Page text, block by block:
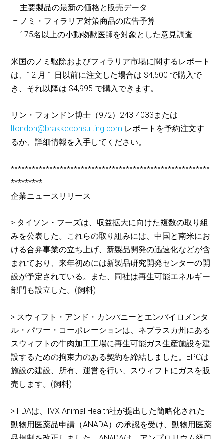
– 主要製品の最新の価格と販売データ
– ノミ・フィラリア対策商品の広告予算
– 175名以上の小動物獣医師を対象とした意見調査
米国のノミ駆除およびフィラリア市場に関するレポート
は、12 月 1 日以前に注文した場合は $4,500 で購入で
き、それ以降は $4,995 で購入できます。
リン・フォンドン博士（972）243-4033または
lfondon@brakkeconsulting.com レポートを予約注文す
るか、詳細情報を入手してください。
*********************************************************
*********
企業ニュースリリース
> タイソン・フーズは、収益拡大に向けた複数の取り組
みを公表した。これらの取り組みには、中国と南米にお
ける合弁事業の立ち上げ、新製品開発の迅速化などが含
まれており、来年初めには新製品研究開発センターの開
設が予定されている。また、同社は再生可能エネルギー
部門も設立した。(飼料)
> スウィフト・アンド・カンパニーとエンバイロメンタ
ル・パワー・コーポレーションは、ネブラスカ州にある
スウィフトの牛肉加工工場に再生可能ガス生産施設を建
設するための拘束力のある契約を締結しました。EPCは
施設の建設、所有、運営を行い、スウィフトにガスを販
売します。(飼料)
> FDAは、IVX Animal Health社が提出した簡略化された
動物用医薬品申請（ANADA）の承認を受け、動物用医薬